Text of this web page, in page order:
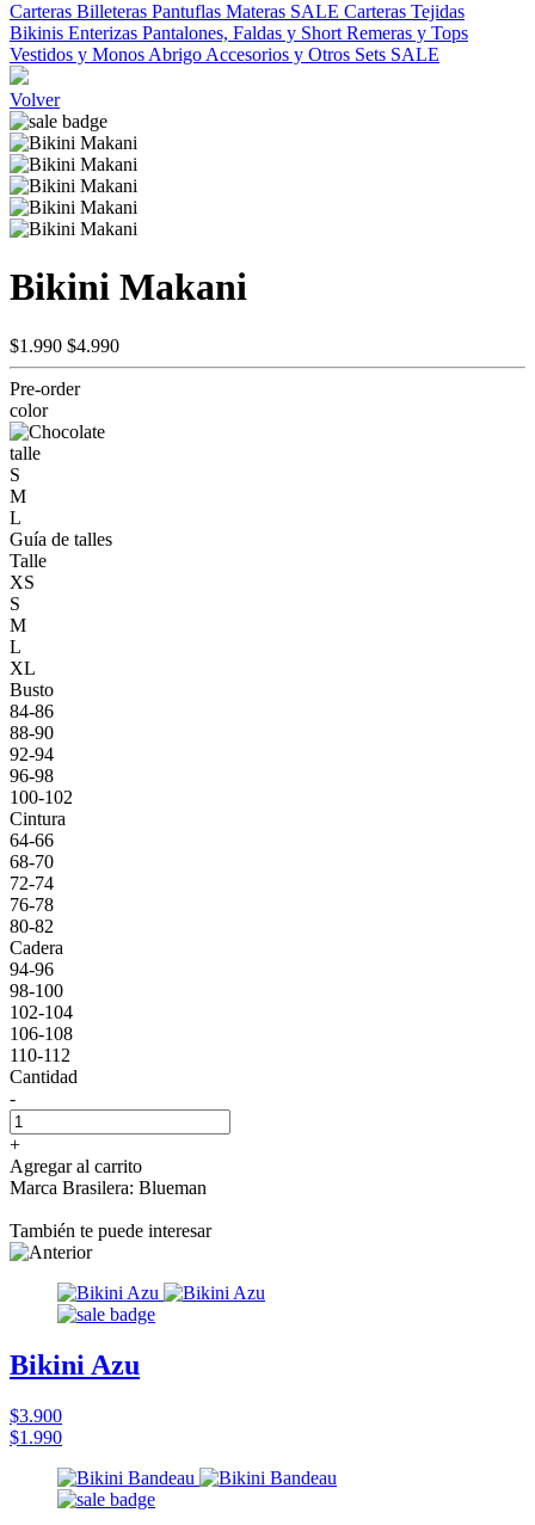
Carteras Billeteras Pantuflas Materas SALE Carteras Tejidas
Bikinis Enterizas Pantalones, Faldas y Short Remeras y Tops
Vestidos y Monos Abrigo Accesorios y Otros Sets SALE
Volver
Bikini Makani
$1.990 $4.990
Pre-order
color
talle
S
M
L
Guía de talles
Talle
XS
S
M
L
XL
Busto
84-86
88-90
92-94
96-98
100-102
Cintura
64-66
68-70
72-74
76-78
80-82
Cadera
94-96
98-100
102-104
106-108
110-112
Cantidad
-
+
Agregar al carrito
Marca Brasilera: Blueman
También te puede interesar
Bikini Azu
$3.900
$1.990